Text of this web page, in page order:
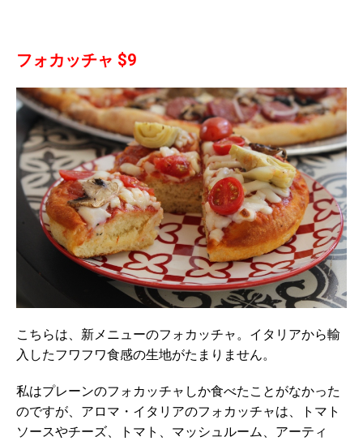
フォカッチャ $9
こちらは、新メニューのフォカッチャ。イタリアから輸
入したフワフワ食感の生地がたまりません。
私はプレーンのフォカッチャしか食べたことがなかった
のですが、アロマ・イタリアのフォカッチャは、トマト
ソースやチーズ、トマト、マッシュルーム、アーティ